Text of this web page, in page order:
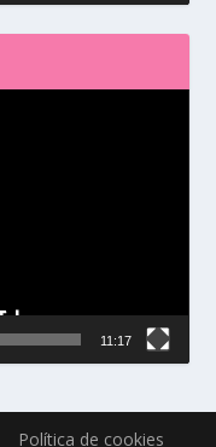
11:17
Política de cookies